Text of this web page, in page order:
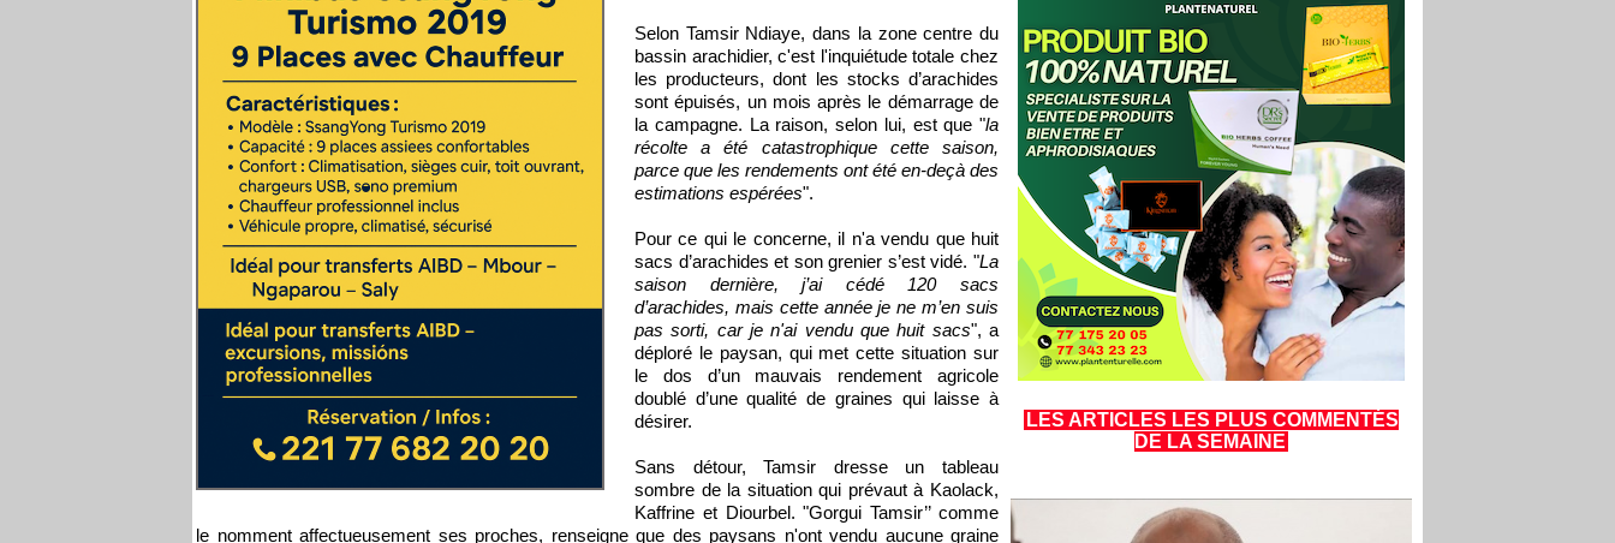
Selon Tamsir Ndiaye, dans la zone centre du
bassin arachidier, c'est l'inquiétude totale chez
les producteurs, dont les stocks d’arachides
sont épuisés, un mois après le démarrage de
la campagne. La raison, selon lui, est que "la
récolte a été catastrophique cette saison,
parce que les rendements ont été en-deçà des
estimations espérées".
Pour ce qui le concerne, il n'a vendu que huit
sacs d’arachides et son grenier s’est vidé. "La
saison dernière, j’ai cédé 120 sacs
d’arachides, mais cette année je ne m’en suis
pas sorti, car je n'ai vendu que huit sacs", a
déploré le paysan, qui met cette situation sur
le dos d’un mauvais rendement agricole
doublé d’une qualité de graines qui laisse à
désirer.
Sans détour, Tamsir dresse un tableau
sombre de la situation qui prévaut à Kaolack,
Kaffrine et Diourbel. "Gorgui Tamsir’’ comme
le nomment affectueusement ses proches, renseigne que des paysans n'ont vendu aucune graine
LES ARTICLES LES PLUS COMMENTÉS
DE LA SEMAINE